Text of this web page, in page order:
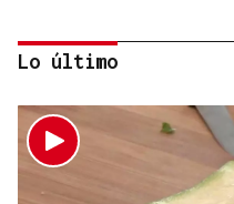
Lo último